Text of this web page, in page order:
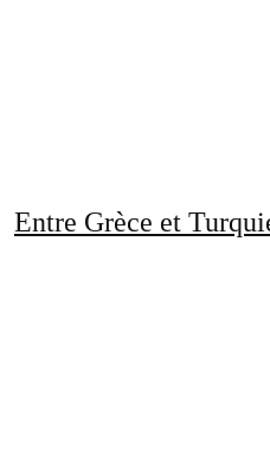
Entre Grèce et